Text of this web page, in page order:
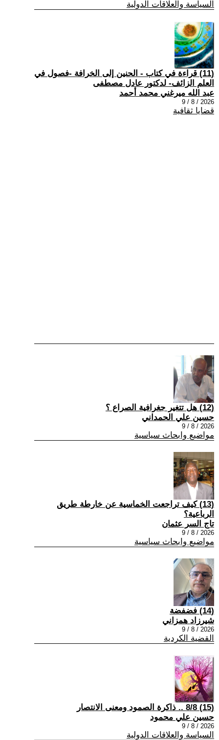
السياسة والعلاقات الدولية
(11) قراءة في كتاب - الحنين إلى الخرافة -فصول في
العلم الزائف- لدكتور عادل مصطفى
عبد الله ميرغني محمد أحمد
2026 / 8 / 9
قضايا ثقافية
(12) هل تتغير جغرافية الصراع ؟
حسين علي الحمداني
2026 / 8 / 9
مواضيع وابحاث سياسية
(13) كيف تراجعت الخماسية عن خارطة طريق
الرباعية؟
تاج السر عثمان
2026 / 8 / 9
مواضيع وابحاث سياسية
(14) فضفضة
شيرزاد همزاني
2026 / 8 / 9
القضية الكردية
(15) 8/8 .. ذاكرة الصمود ومعنى الانتصار
حسين علي محمود
2026 / 8 / 9
السياسة والعلاقات الدولية